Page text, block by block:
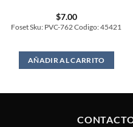
$7.00
Foset Sku: PVC-762 Codigo: 45421
AÑADIR AL CARRITO